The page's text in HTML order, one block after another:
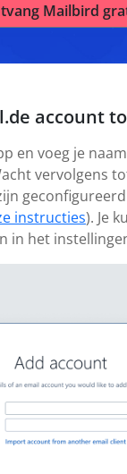
Mailbird
account
en voeg je
vervolgens
instructies). Je
in het